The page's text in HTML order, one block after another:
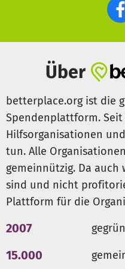
Du kannst als Teil des
wieder einzusammeln
10 Euro pro Parkplatz.
Oder schmeißt als WG
<3
Über
betterplace.org ist die
Spendenplattform. Seit
Hilfsorganisationen
tun. Alle
gemeinnützig. Da
sind und nicht
Plattform für die
2007
15.000